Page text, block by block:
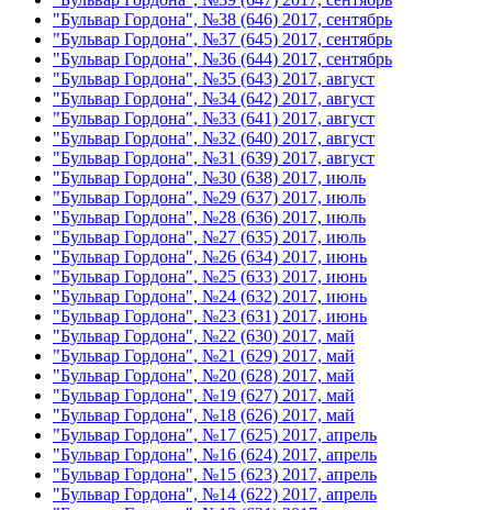
"Бульвар Гордона", №38 (646) 2017, сентябрь
"Бульвар Гордона", №37 (645) 2017, сентябрь
"Бульвар Гордона", №36 (644) 2017, сентябрь
"Бульвар Гордона", №35 (643) 2017, август
"Бульвар Гордона", №34 (642) 2017, август
"Бульвар Гордона", №33 (641) 2017, август
"Бульвар Гордона", №32 (640) 2017, август
"Бульвар Гордона", №31 (639) 2017, август
"Бульвар Гордона", №30 (638) 2017, июль
"Бульвар Гордона", №29 (637) 2017, июль
"Бульвар Гордона", №28 (636) 2017, июль
"Бульвар Гордона", №27 (635) 2017, июль
"Бульвар Гордона", №26 (634) 2017, июнь
"Бульвар Гордона", №25 (633) 2017, июнь
"Бульвар Гордона", №24 (632) 2017, июнь
"Бульвар Гордона", №23 (631) 2017, июнь
"Бульвар Гордона", №22 (630) 2017, май
"Бульвар Гордона", №21 (629) 2017, май
"Бульвар Гордона", №20 (628) 2017, май
"Бульвар Гордона", №19 (627) 2017, май
"Бульвар Гордона", №18 (626) 2017, май
"Бульвар Гордона", №17 (625) 2017, апрель
"Бульвар Гордона", №16 (624) 2017, апрель
"Бульвар Гордона", №15 (623) 2017, апрель
"Бульвар Гордона", №14 (622) 2017, апрель